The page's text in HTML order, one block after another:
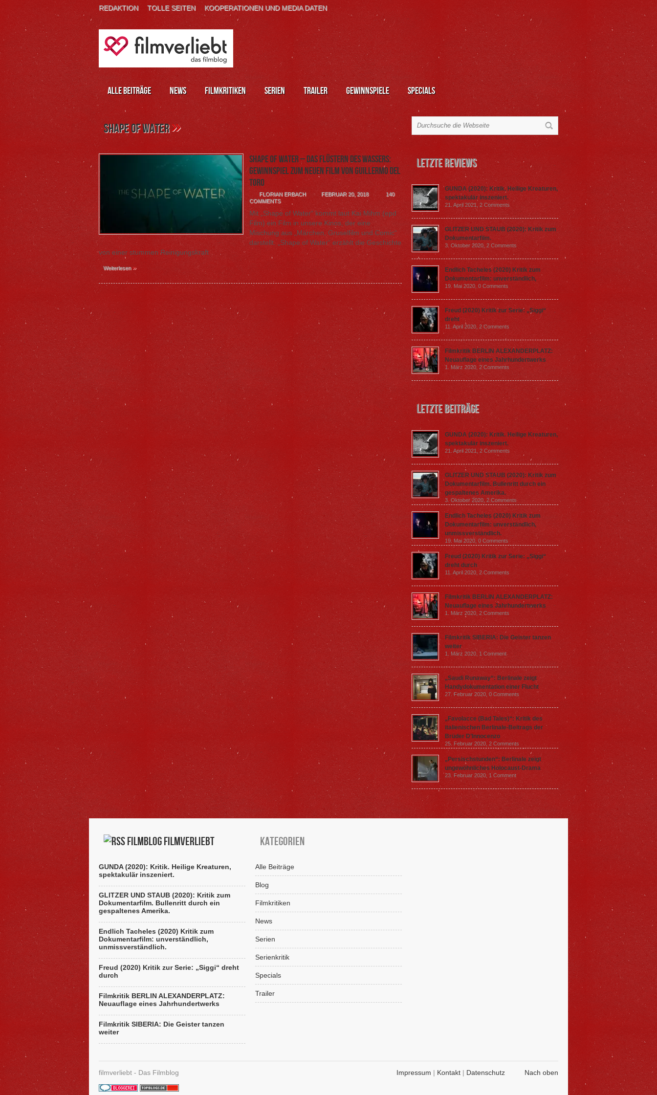
REDAKTION TOLLE SEITEN KOOPERATIONEN UND MEDIA DATEN
Alle Beiträge News Filmkritiken Serien Trailer Gewinnspiele Specials
shape of water»
Shape of Water – Das Flüstern des Wassers:
Gewinnspiel zum neuen Film von Guillermo del
Toro
FLORIAN ERBACH FEBRUAR 20, 2018
140
COMMENTS
Mit „Shape of Water“ kommt laut Kai Mihm (epd
Film) ein Film in unsere Kinos, der eine
Mischung aus „Märchen, Gruselfilm und Comic“
darstellt. „Shape of Water“ erzählt die Geschichte
von einer stummen Reinigungskraft
Weiterlesen »
Letzte Reviews
GUNDA (2020): Kritik. Heilige Kreaturen,
spektakulär inszeniert.
21. April 2021, 2 Comments
GLITZER UND STAUB (2020): Kritik zum
Dokumentarfilm.
3. Oktober 2020, 2 Comments
Endlich Tacheles (2020) Kritik zum
Dokumentarfilm: unverständlich,
19. Mai 2020, 0 Comments
Freud (2020) Kritik zur Serie: „Siggi“
dreht
11. April 2020, 2 Comments
Filmkritik BERLIN ALEXANDERPLATZ:
Neuauflage eines Jahrhundertwerks
1. März 2020, 2 Comments
Letzte Beiträge
GUNDA (2020): Kritik. Heilige Kreaturen,
spektakulär inszeniert.
21. April 2021, 2 Comments
GLITZER UND STAUB (2020): Kritik zum
Dokumentarfilm. Bullenritt durch ein
gespaltenes Amerika.
3. Oktober 2020, 2 Comments
Endlich Tacheles (2020) Kritik zum
Dokumentarfilm: unverständlich,
unmissverständlich.
19. Mai 2020, 0 Comments
Freud (2020) Kritik zur Serie: „Siggi“
dreht durch
11. April 2020, 2 Comments
Filmkritik BERLIN ALEXANDERPLATZ:
Neuauflage eines Jahrhundertwerks
1. März 2020, 2 Comments
Filmkritik SIBERIA: Die Geister tanzen
weiter
1. März 2020, 1 Comment
„Saudi Runaway“: Berlinale zeigt
Handydokumentation einer Flucht
27. Februar 2020, 0 Comments
„Favolacce (Bad Tales)“: Kritik des
italienischen Berlinale-Beitrags der
Brüder D’Innocenzo
25. Februar 2020, 2 Comments
„Persischstunden“: Berlinale zeigt
ungewöhnliches Holocaust-Drama
23. Februar 2020, 1 Comment
Filmblog filmverliebt
GUNDA (2020): Kritik. Heilige Kreaturen,
spektakulär inszeniert.
GLITZER UND STAUB (2020): Kritik zum
Dokumentarfilm. Bullenritt durch ein
gespaltenes Amerika.
Endlich Tacheles (2020) Kritik zum
Dokumentarfilm: unverständlich,
unmissverständlich.
Freud (2020) Kritik zur Serie: „Siggi“ dreht
durch
Filmkritik BERLIN ALEXANDERPLATZ:
Neuauflage eines Jahrhundertwerks
Filmkritik SIBERIA: Die Geister tanzen
weiter
Kategorien
Alle Beiträge
Blog
Filmkritiken
News
Serien
Serienkritik
Specials
Trailer
filmverliebt - Das Filmblog Impressum | Kontakt | Datenschutz Nach oben